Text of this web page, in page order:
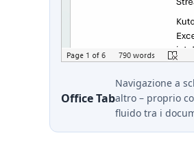
Office Tab
Navigazione a
altro – proprio
fluido tra i